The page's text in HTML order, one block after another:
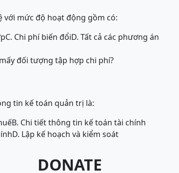
với mức độ hoạt động gồm có:
C. Chi phí biến đổiD. Tất cả các phương án
đối tượng tập hợp chi phí?
tin kế toán quản trị là:
B. Chi tiết thông tin kế toán tài chính
D. Lập kế hoạch và kiểm soát
DONATE